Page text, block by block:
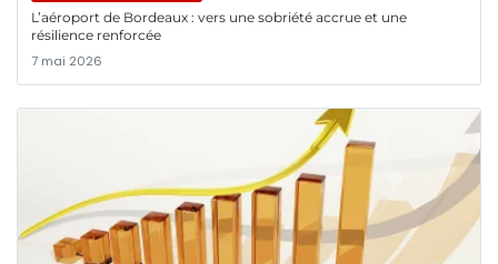
L’aéroport de Bordeaux : vers une sobriété accrue et une
résilience renforcée
7 mai 2026